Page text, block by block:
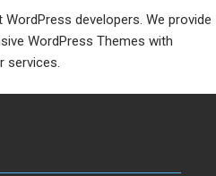
developers. We provide
WordPress Themes with
services.